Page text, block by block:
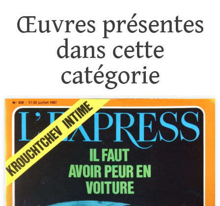
Œuvres présentes
dans cette
catégorie